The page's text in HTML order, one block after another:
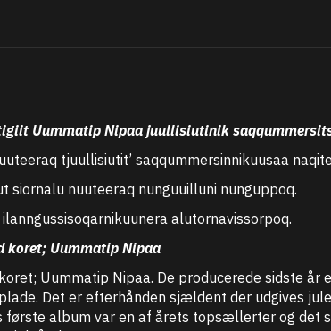
Uummatip Nipaa juullisiutinik
tjuullisiutit’ saqqummersinnikuusaa
nuuteeraq nunguuilluni nunguppoq.
alutornavissorpoq.
koret; Uummatip Nipaa
Uummatip Nipaa. De producerede sidste
Det er efterhånden sjældent der udgives
album var en af årets topsællerter og det